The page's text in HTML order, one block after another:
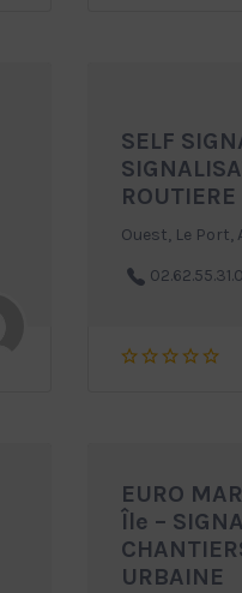
SELF
Ouest, Le Port,
EURO
Île –
URBAINE